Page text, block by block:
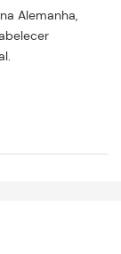
Alemanha,